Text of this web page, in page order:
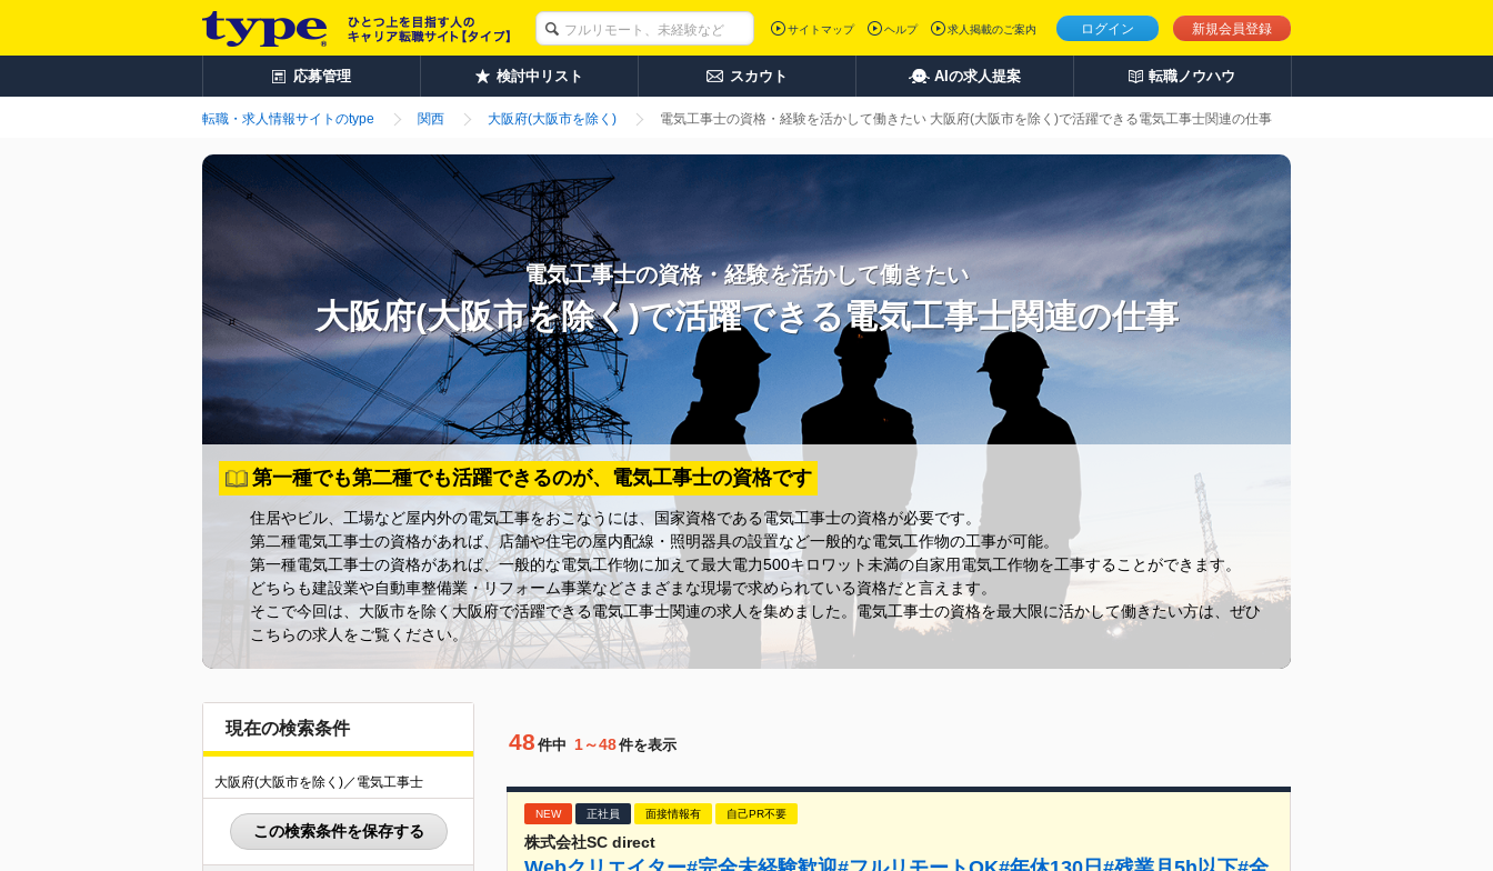
ログイン 新規会員登録
サイトマップ ヘルプ 求人掲載のご案内
応募管理 検討中リスト スカウト AIの求人提案 転職ノウハウ
転職・求人情報サイトのtype 関西 大阪府(大阪市を除く) 電気工事士の資格・経験を活かして働きたい 大阪府(大阪市を除く)で活躍できる電気工事士関連の仕事
電気工事士の資格・経験を活かして働きたい
大阪府(大阪市を除く)で活躍できる電気工事士関連の仕事
第一種でも第二種でも活躍できるのが、電気工事士の資格です
住居やビル、工場など屋内外の電気工事をおこなうには、国家資格である電気工事士の資格が必要です。
第二種電気工事士の資格があれば、店舗や住宅の屋内配線・照明器具の設置など一般的な電気工作物の工事が可能。
第一種電気工事士の資格があれば、一般的な電気工作物に加えて最大電力500キロワット未満の自家用電気工作物を工事することができます。
どちらも建設業や自動車整備業・リフォーム事業などさまざまな現場で求められている資格だと言えます。
そこで今回は、大阪市を除く大阪府で活躍できる電気工事士関連の求人を集めました。電気工事士の資格を最大限に活かして働きたい方は、ぜひ
こちらの求人をご覧ください。
現在の検索条件
大阪府(大阪市を除く)／電気工事士
この検索条件を保存する
48 件中 1～48件を表示
NEW 正社員 面接情報有 自己PR不要
株式会社SC direct